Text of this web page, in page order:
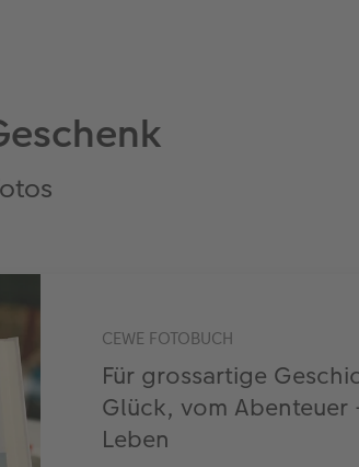
CEWE FOTOBUCH
Für grossartige
Glück, vom Abenteuer
Leben